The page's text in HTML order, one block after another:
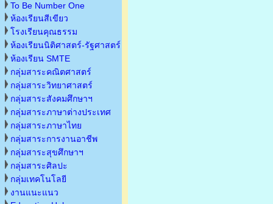
To Be Number One
ห้องเรียนสีเขียว
โรงเรียนคุณธรรม
ห้องเรียนนิติศาสตร์-รัฐศาสตร์
ห้องเรียน SMTE
กลุ่มสาระคณิตศาสตร์
กลุ่มสาระวิทยาศาสตร์
กลุ่มสาระสังคมศึกษาฯ
กลุ่มสาระภาษาต่างประเทศ
กลุ่มสาระภาษาไทย
กลุ่มสาระการงานอาชีพ
กลุ่มสาระสุขศึกษาฯ
กลุ่มสาระศิลปะ
กลุ่มเทคโนโลยี
งานแนะแนว